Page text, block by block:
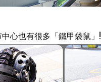
心也有很多「鐵甲袋鼠」!